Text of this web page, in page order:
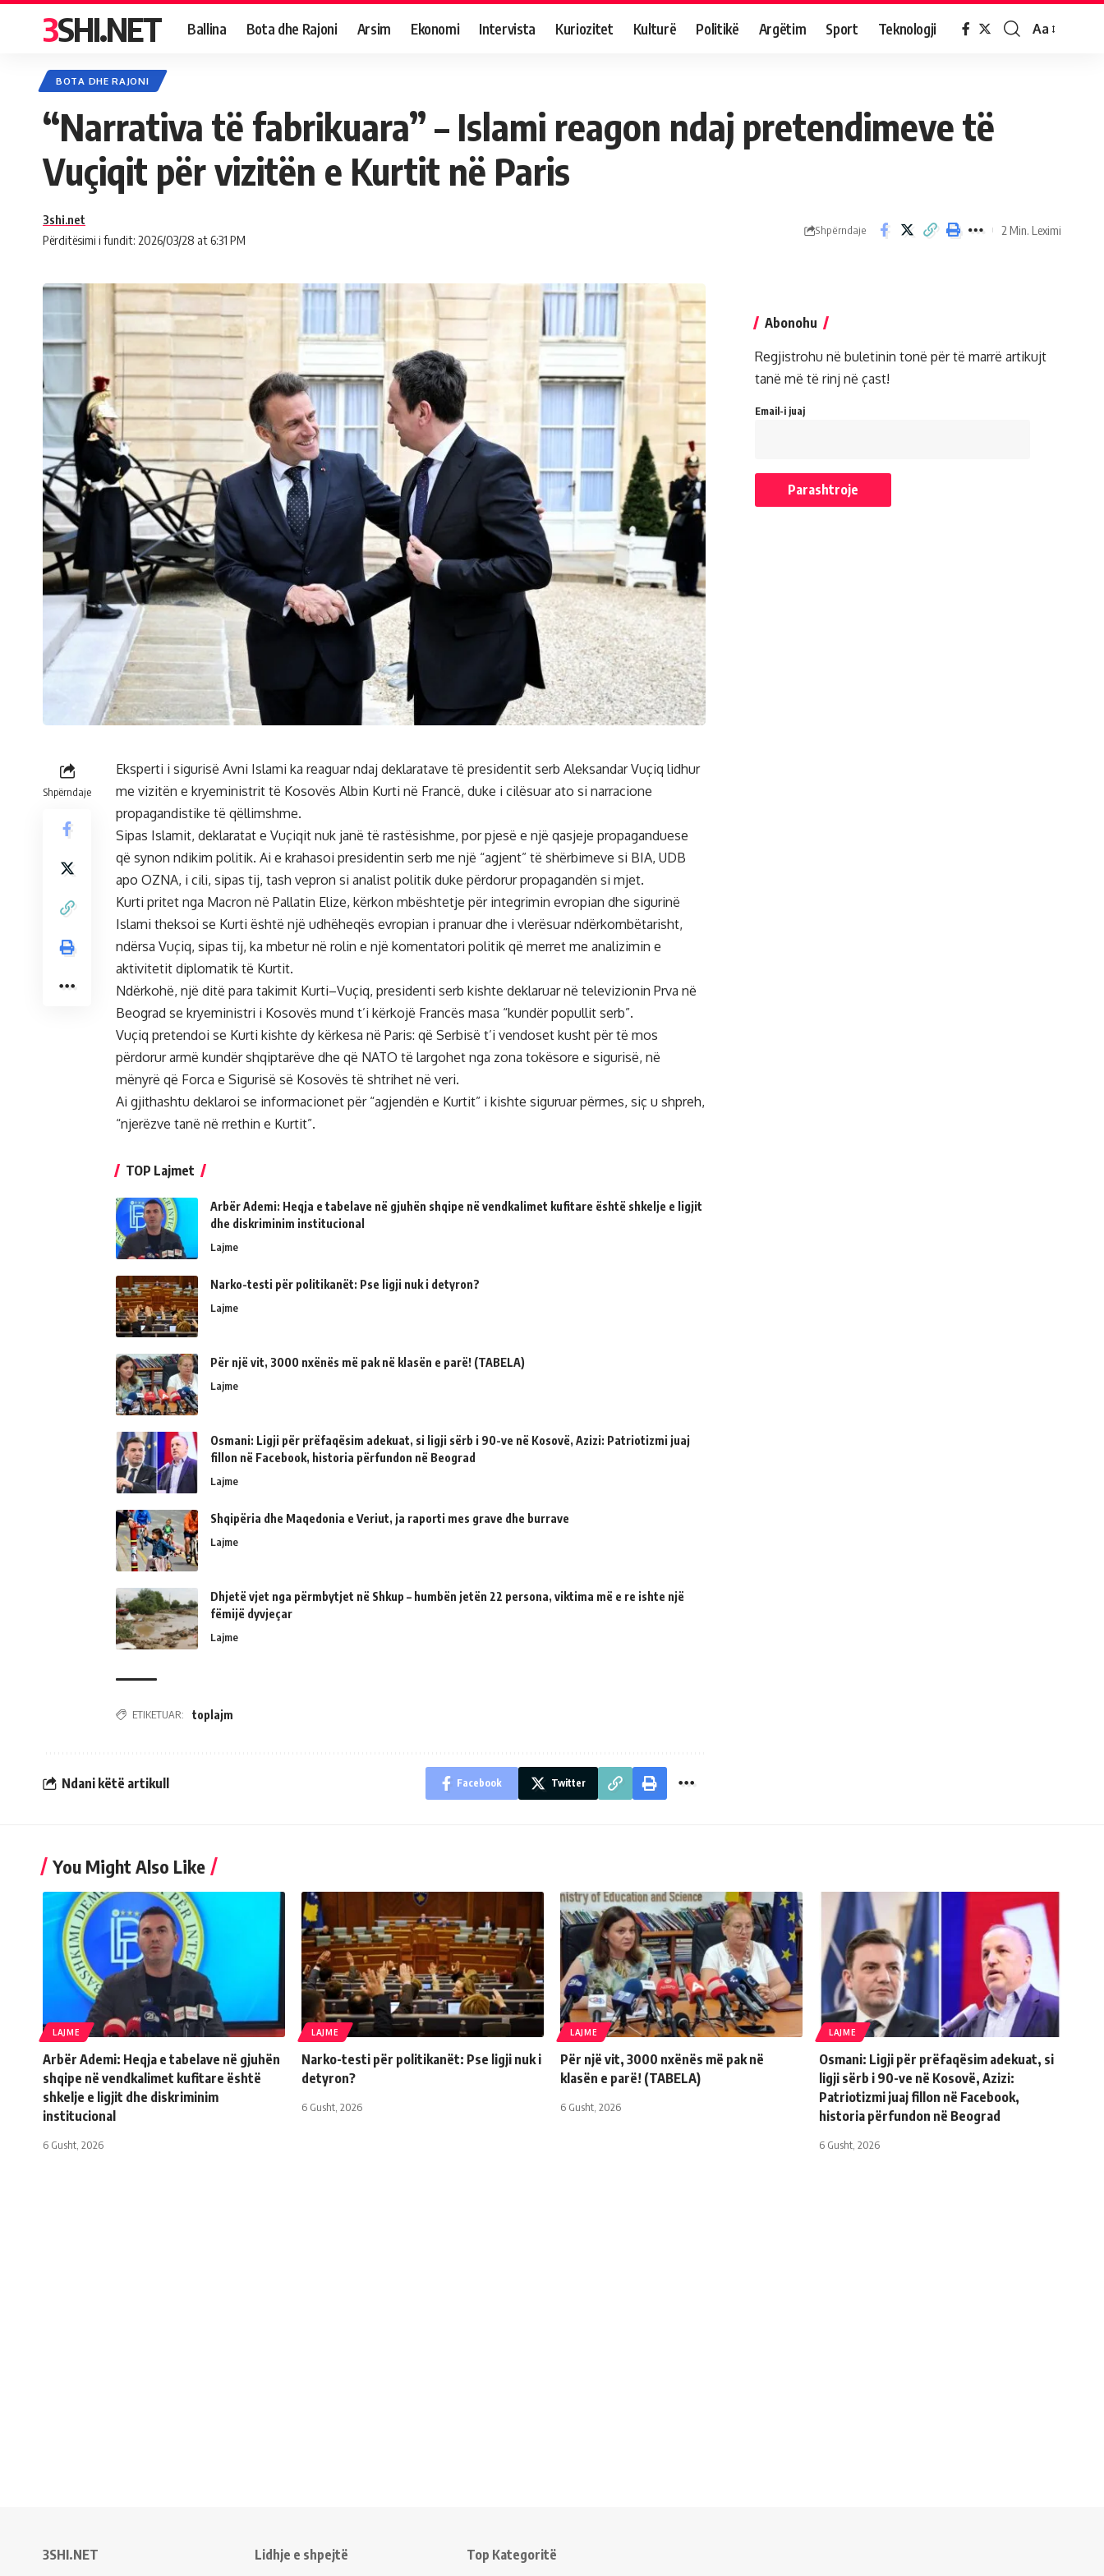
3SHI.NET Ballina Bota dhe Rajoni Arsim Ekonomi Intervista Kuriozitet Kulturë Politikë Argëtim Sport Teknologji Aa
BOTA DHE RAJONI
“Narrativa të fabrikuara” – Islami reagon ndaj pretendimeve të
Vuçiqit për vizitën e Kurtit në Paris
Përditësimi i fundit: 2026/03/28 at 6:31 PM
3shi.net
Shpërndaje 2 Min. Leximi
Shpërndaje
Eksperti i sigurisë Avni Islami ka reaguar ndaj deklaratave të presidentit serb Aleksandar Vuçiq lidhur
me vizitën e kryeministrit të Kosovës Albin Kurti në Francë, duke i cilësuar ato si narracione
propagandistike të qëllimshme.
Sipas Islamit, deklaratat e Vuçiqit nuk janë të rastësishme, por pjesë e një qasjeje propaganduese
që synon ndikim politik. Ai e krahasoi presidentin serb me një “agjent” të shërbimeve si BIA, UDB
apo OZNA, i cili, sipas tij, tash vepron si analist politik duke përdorur propagandën si mjet.
Kurti pritet nga Macron në Pallatin Elize, kërkon mbështetje për integrimin evropian dhe sigurinë
Islami theksoi se Kurti është një udhëheqës evropian i pranuar dhe i vlerësuar ndërkombëtarisht,
ndërsa Vuçiq, sipas tij, ka mbetur në rolin e një komentatori politik që merret me analizimin e
aktivitetit diplomatik të Kurtit.
Ndërkohë, një ditë para takimit Kurti–Vuçiq, presidenti serb kishte deklaruar në televizionin Prva në
Beograd se kryeministri i Kosovës mund t’i kërkojë Francës masa “kundër popullit serb”.
Vuçiq pretendoi se Kurti kishte dy kërkesa në Paris: që Serbisë t’i vendoset kusht për të mos
përdorur armë kundër shqiptarëve dhe që NATO të largohet nga zona tokësore e sigurisë, në
mënyrë që Forca e Sigurisë së Kosovës të shtrihet në veri.
Ai gjithashtu deklaroi se informacionet për “agjendën e Kurtit” i kishte siguruar përmes, siç u shpreh,
“njerëzve tanë në rrethin e Kurtit”.
TOP Lajmet
Arbër Ademi: Heqja e tabelave në gjuhën shqipe në vendkalimet kufitare është shkelje e ligjit
dhe diskriminim institucional
Lajme
Narko-testi për politikanët: Pse ligji nuk i detyron?
Lajme
Për një vit, 3000 nxënës më pak në klasën e parë! (TABELA)
Lajme
Osmani: Ligji për prëfaqësim adekuat, si ligji sërb i 90-ve në Kosovë, Azizi: Patriotizmi juaj
fillon në Facebook, historia përfundon në Beograd
Lajme
Shqipëria dhe Maqedonia e Veriut, ja raporti mes grave dhe burrave
Lajme
Dhjetë vjet nga përmbytjet në Shkup – humbën jetën 22 persona, viktima më e re ishte një
fëmijë dyvjeçar
Lajme
ETIKETUAR: toplajm
Ndani këtë artikull Facebook Twitter
Abonohu
Regjistrohu në buletinin tonë për të marrë artikujt
tanë më të rinj në çast!
Email-i juaj
You Might Also Like
LAJME
Arbër Ademi: Heqja e tabelave në gjuhën
shqipe në vendkalimet kufitare është
shkelje e ligjit dhe diskriminim
institucional
6 Gusht, 2026
LAJME
Narko-testi për politikanët: Pse ligji nuk i
detyron?
6 Gusht, 2026
LAJME
Për një vit, 3000 nxënës më pak në
klasën e parë! (TABELA)
6 Gusht, 2026
LAJME
Osmani: Ligji për prëfaqësim adekuat, si
ligji sërb i 90-ve në Kosovë, Azizi:
Patriotizmi juaj fillon në Facebook,
historia përfundon në Beograd
6 Gusht, 2026
3SHI.NET Lidhje e shpejtë Top Kategoritë